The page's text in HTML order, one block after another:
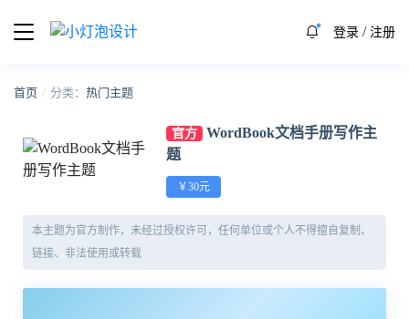
登录/ 注册
首页 分类： 热门主题
官方 WordBook文档手册写作主
题
￥30元
本主题为官方制作，未经过授权许可，任何单位或个人不得擅自复制、
链接、非法使用或转载